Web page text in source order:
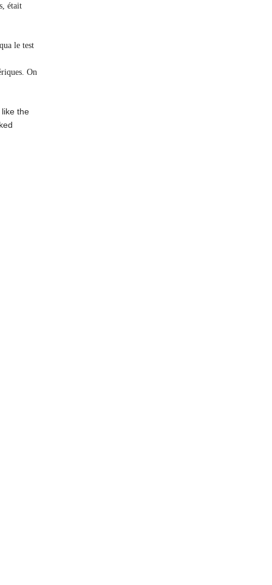
était
le test
On
the